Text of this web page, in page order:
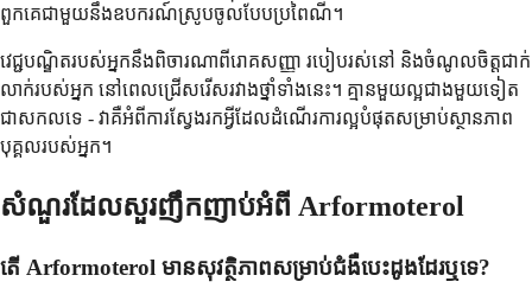
ពួកគេជាមួយនឹងឧបករណ៍ស្រូបចូលបែបប្រពៃណី។
វេជ្ជបណ្ឌិតរបស់អ្នកនឹងពិចារណាពីរោគសញ្ញា របៀបរស់នៅ និងចំណូលចិត្តជាក់
លាក់របស់អ្នក នៅពេលជ្រើសរើសរវាងថ្នាំទាំងនេះ។ គ្មានមួយល្អជាងមួយទៀត
ជាសកលទេ - វាគឺអំពីការស្វែងរកអ្វីដែលដំណើរការល្អបំផុតសម្រាប់ស្ថានភាព
បុគ្គលរបស់អ្នក។
សំណួរដែលសួរញឹកញាប់អំពី Arformoterol
តើ Arformoterol មានសុវត្ថិភាពសម្រាប់ជំងឺបេះដូងដែរឬទេ?